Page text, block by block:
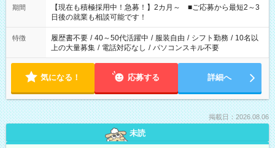
たくない」 など、ご希望を教えてくださいね。 ※Wワーク希望
の方へ 今ご覧のお仕事で希望する勤務時間と、もう1つのお仕事
の勤務時間。 合計で週40時間を超える場合は応募できません。
期間
【現在も積極採用中！急募！】2カ月～ ■ご応募から最短2～3
日後の就業も相談可能です！
特徴 履歴書不要 / 40～50代活躍中 / 服装自由 / シフト勤務 / 10名以
上の大量募集 / 電話対応なし / パソコンスキル不要
気になる！ 応募する 詳細へ
掲載日：2026.08.06
未読